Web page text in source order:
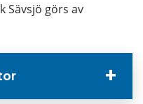
Sävsjö görs av